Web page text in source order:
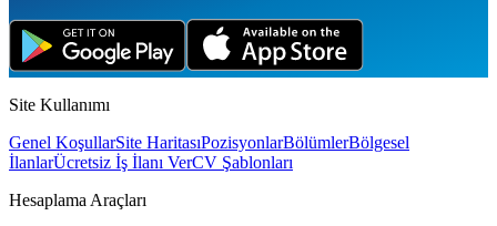
Site Kullanımı
Genel KoşullarSite HaritasıPozisyonlarBölümlerBölgesel
İlanlarÜcretsiz İş İlanı VerCV Şablonları
Hesaplama Araçları